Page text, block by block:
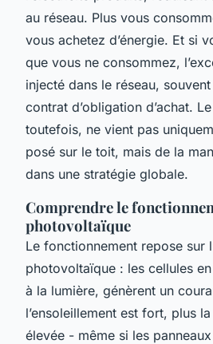
au réseau. Plus vous
vous achetez d’énergie. Et si
que vous ne consommez,
injecté dans le réseau,
contrat d’obligation d’achat.
toutefois, ne vient pas
posé sur le toit, mais de la
dans une stratégie globale.
Comprendre le
photovoltaïque
Le fonctionnement repose sur
photovoltaïque : les cellules
à la lumière, génèrent un
l’ensoleillement est fort, plus
élevée - même si les